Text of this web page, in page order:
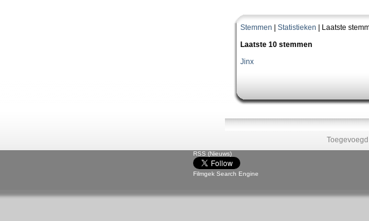
Stemmen Statistieken | Laatste
Laatste 10 stemmen
Jinx
RSS (Nieuws)
Filmgek Search Engine